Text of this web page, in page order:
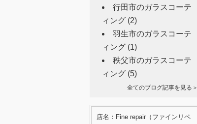
行田市のガラスコーテ
ィング (2)
羽生市のガラスコーテ
ィング (1)
秩父市のガラスコーテ
ィング (5)
全てのブログ記事を見る＞
店名：Fine repair（ファインリペ